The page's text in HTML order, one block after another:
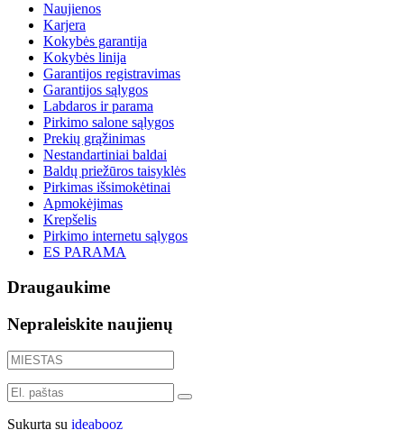
Naujienos
Karjera
Kokybės garantija
Kokybės linija
Garantijos registravimas
Garantijos sąlygos
Labdaros ir parama
Pirkimo salone sąlygos
Prekių grąžinimas
Nestandartiniai baldai
Baldų priežūros taisyklės
Pirkimas išsimokėtinai
Apmokėjimas
Krepšelis
Pirkimo internetu sąlygos
ES PARAMA
Draugaukime
Nepraleiskite naujienų
Sukurta su ideabooz